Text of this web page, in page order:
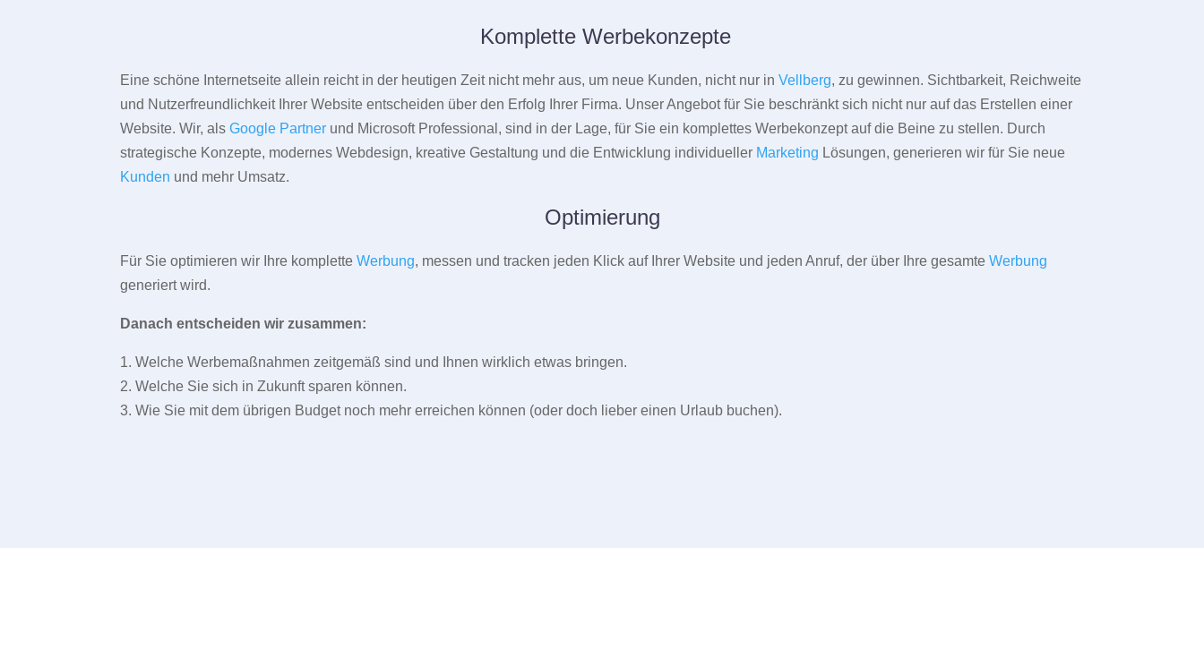
Komplette Werbekonzepte
Eine schöne Internetseite allein reicht in der heutigen Zeit nicht mehr aus, um neue Kunden, nicht nur inVellberg, zu gewinnen. Sichtbarkeit, Reichweite
und Nutzerfreundlichkeit Ihrer Website entscheiden über den Erfolg Ihrer Firma. Unser Angebot für Sie beschränkt sich nicht nur auf das Erstellen einer
Website. Wir, alsGoogle Partner und Microsoft Professional, sind in der Lage, für Sie ein komplettes Werbekonzept auf die Beine zu stellen. Durch
strategische Konzepte, modernes Webdesign, kreative Gestaltung und die Entwicklung individueller Marketing Lösungen, generieren wir für Sie neue
Kunden und mehr Umsatz.
Optimierung
Für Sie optimieren wir Ihre kompletteWerbung, messen und tracken jeden Klick auf Ihrer Website und jeden Anruf, der über Ihre gesamteWerbung
generiert wird.
Danach entscheiden wir zusammen:
1. Welche Werbemaßnahmen zeitgemäß sind und Ihnen wirklich etwas bringen.
2. Welche Sie sich in Zukunft sparen können.
3. Wie Sie mit dem übrigen Budget noch mehr erreichen können (oder doch lieber einen Urlaub buchen).